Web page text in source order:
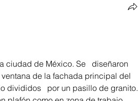
ciudad de México. Se   diseñaron
de la fachada principal del
divididos   por un pasillo de granito.